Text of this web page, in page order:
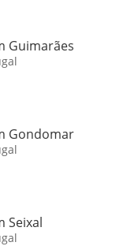
Guimarães
Gondomar
Seixal